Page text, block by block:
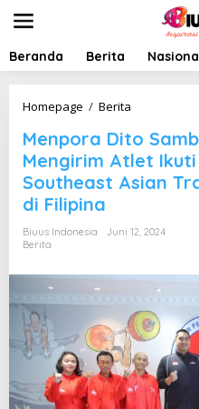
t
Beranda Berita
Homepage / Berita
n
p
o
r
i
m
b
u
t
B
a
Menpora Dito
Mengirim Atlet
Southeast Asian
di Filipina
Biuus Indonesia
Juni 12, 2024
Berita